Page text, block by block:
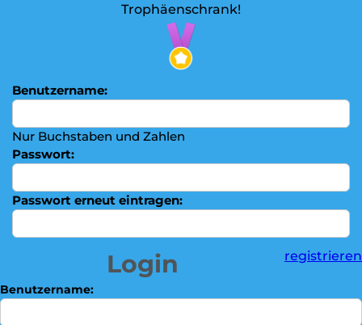
Trophäenschrank!
Benutzername:
Nur Buchstaben und Zahlen
Passwort:
Passwort erneut eintragen:
registrieren
Login
Benutzername:
Subtrahieren
► Einmaleins
► Multiplizieren
► Dividieren
Trophäenschrank
Kontaktieren Sie uns